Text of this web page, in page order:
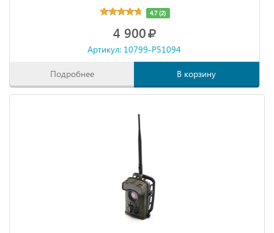
4.7 (2)
4 900
Артикул: 10799-P51094
Подробнее В корзину